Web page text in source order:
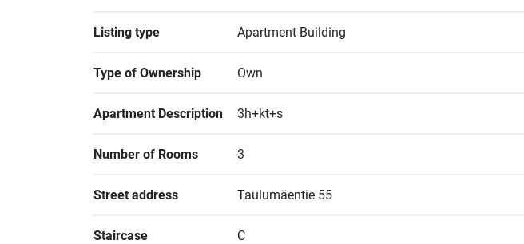
Listing type Apartment Building
Type of Ownership Own
Apartment Description 3h+kt+s
Number of Rooms 3
Street address Taulumäentie 55
Staircase C